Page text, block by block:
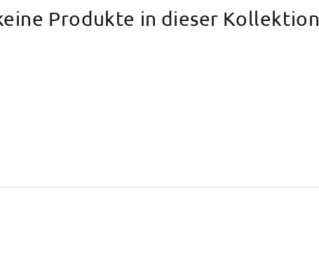
Produkte in dieser Kollektion